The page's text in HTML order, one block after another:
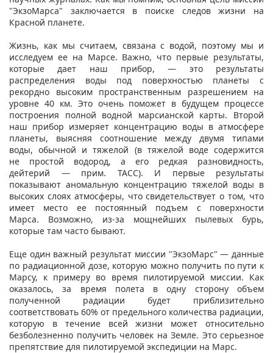
"ЭкзоМарса" заключается в поиске следов жизни на
Красной планете.
Жизнь, как мы считаем, связана с водой, поэтому мы и
исследуем ее на Марсе. Важно, что первые результаты,
которые дает наш прибор, — это результаты
распределения воды под поверхностью планеты с
рекордно высоким пространственным разрешением на
уровне 40 км. Это очень поможет в будущем процессе
построения полной водной марсианской карты. Второй
наш прибор измеряет концентрацию воды в атмосфере
планеты, выясняя соотношение между двумя типами
воды, обычной и тяжелой (в тяжелой воде содержится
не простой водород, а его редкая разновидность,
дейтерий — прим. ТАСС). И первые результаты
показывают аномальную концентрацию тяжелой воды в
высоких слоях атмосферы, что свидетельствует о том, что
имеет место ее постоянный подъем с поверхности
Марса. Возможно, из-за мощнейших пылевых бурь,
которые там часто бывают.
Еще один важный результат миссии "ЭкзоМарс" — данные
по радиационной дозе, которую можно получить по пути к
Марсу, к примеру во время пилотируемой миссии. Как
оказалось, за время полета в одну сторону объем
полученной радиации будет приблизительно
соответствовать 60% от предельного количества радиации,
которую в течение всей жизни может относительно
безболезненно получить человек на Земле. Это серьезное
препятствие для пилотируемой экспедиции на Марс.